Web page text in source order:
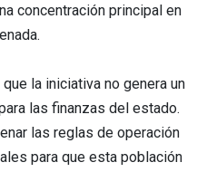
concentración principal en
la iniciativa no genera un
las finanzas del estado.
las reglas de operación
para que esta población